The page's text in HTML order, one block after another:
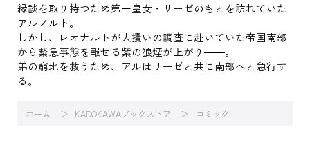
縁談を取り持つため第一皇女・リーゼのもとを訪れていた
アルノルト。
しかし、レオナルトが人攫いの調査に赴いていた帝国南部
から緊急事態を報せる紫の狼煙が上がり――。
弟の窮地を救うため、アルはリーゼと共に南部へと急行す
る。
ホーム KADOKAWAブックストア コミック